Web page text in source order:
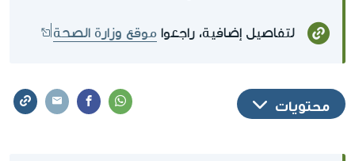
لتفاصيل إضافية، راجعوا موقع وزارة الصحة
محتويات